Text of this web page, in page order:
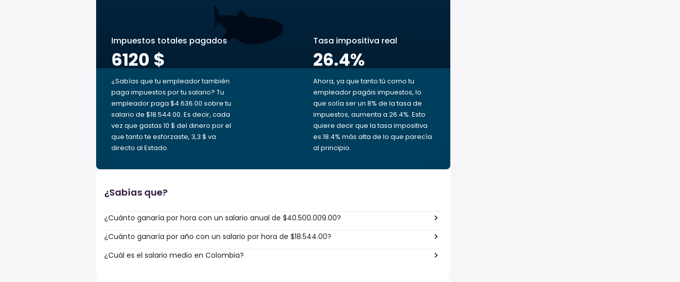
Impuestos totales pagados
6120 $
¿Sabías que tu empleador también
paga impuestos por tu salario? Tu
empleador paga $4.636.00 sobre tu
salario de $18.544.00. Es decir, cada
vez que gastas 10 $ del dinero por el
que tanto te esforzaste, 3,3 $ va
directo al Estado.
Tasa impositiva real
26.4%
Ahora, ya que tanto tú como tu
empleador pagáis impuestos, lo
que solía ser un 8% de la tasa de
impuestos, aumenta a 26.4%. Esto
quiere decir que la tasa impositiva
es 18.4% más alta de lo que parecía
al principio.
¿Sabías que?
¿Cuánto ganaría por hora con un salario anual de $40.500.009.00?
¿Cuánto ganaría por año con un salario por hora de $18.544.00?
¿Cuál es el salario medio en Colombia?